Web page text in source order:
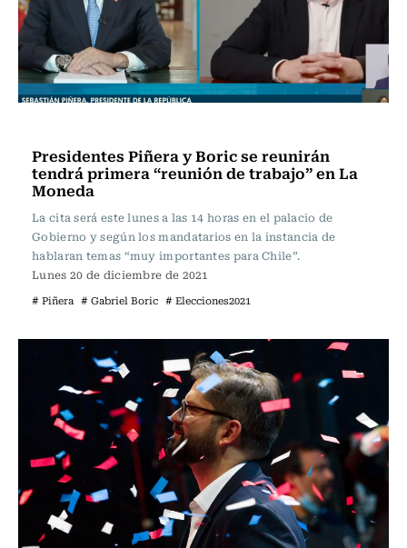
Presidentes Piñera y Boric se reunirán
tendrá primera “reunión de trabajo” en La
Moneda
La cita será este lunes a las 14 horas en el palacio de
Gobierno y según los mandatarios en la instancia de
hablaran temas “muy importantes para Chile”.
Lunes 20 de diciembre de 2021
# Piñera # Gabriel Boric # Elecciones2021